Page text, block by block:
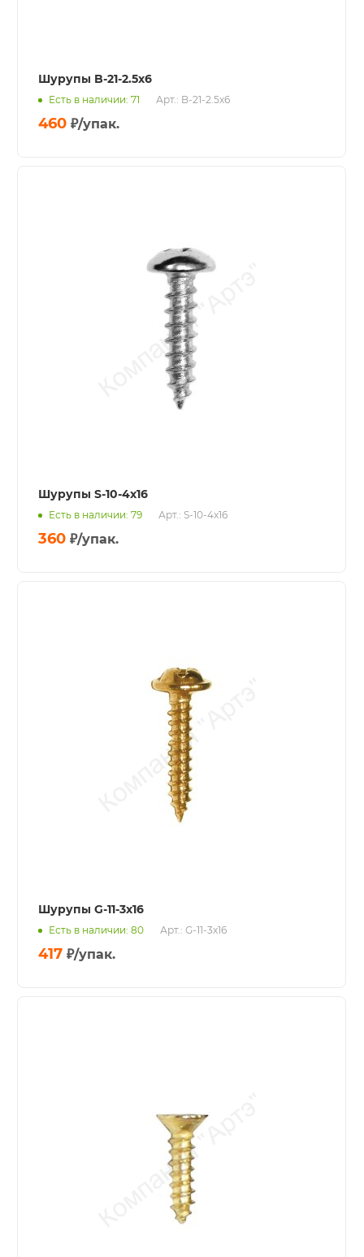
Шурупы B-21-2.5х6
Есть в наличии: 71 Арт.: B-21-2.5х6
460 ₽/упак.
Шурупы S-10-4x16
Есть в наличии: 79 Арт.: S-10-4x16
360 ₽/упак.
Шурупы G-11-3x16
Есть в наличии: 80 Арт.: G-11-3x16
417 ₽/упак.